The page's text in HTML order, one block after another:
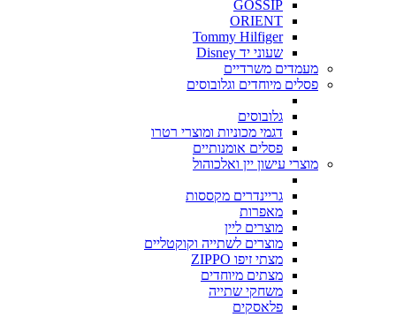
GOSSIP
ORIENT
Tommy Hilfiger
שעוני יד Disney
מעמדים משרדיים
פסלים מיוחדים וגלובוסים
גלובוסים
דגמי מכוניות ומוצרי רטרו
פסלים אומנותיים
מוצרי עישון יין ואלכוהול
גריינדרים מקססות
מאפרות
מוצרים ליין
מוצרים לשתייה וקוקטליים
מצתי זיפו ZIPPO
מצתים מיוחדים
משחקי שתייה
פלאסקים